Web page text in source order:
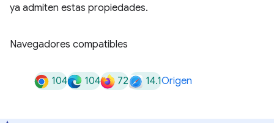
ya admiten estas propiedades.
Navegadores compatibles
104 104 72 14.1Origen